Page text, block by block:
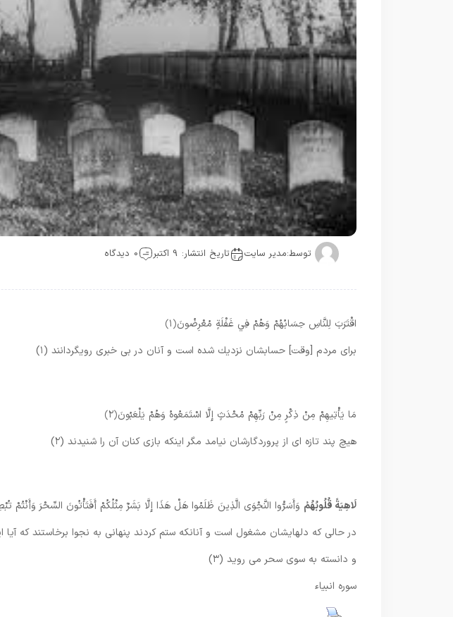
توسط:مدیر سایت تاریخ انتشار: 9 اکتبر 0 دیدگاه
اقْتَرَبَ لِلنَّاسِ حِسَابُهُمْ وَهُمْ فِي غَفْلَةٍ مُعْرِضُونَ﴿۱﴾
براى مردم [وقت] حسابشان نزديك شده است و آنان در بى‏ خبرى رويگردانند (۱)
مَا يَأْتِيهِمْ مِنْ ذِكْرٍ مِنْ رَبِّهِمْ مُحْدَثٍ إِلَّا اسْتَمَعُوهُ وَهُمْ يَلْعَبُونَ﴿۲﴾
هيچ پند تازه‏ اى از پروردگارشان نيامد مگر اينكه بازى‏ كنان آن را شنيدند (۲)
لَاهِيَةً قُلُوبُهُمْ وَأَسَرُّوا النَّجْوَى الَّذِينَ ظَلَمُوا هَلْ هَذَا إِلَّا بَشَرٌ مِثْلُكُمْ أَفَتَأْتُونَ السِّحْرَ وَأَنْتُمْ
در حالى كه دلهايشان مشغول است و آنانكه ستم كردند پنهانى به نجوا برخاستند كه
و دانسته به سوى سحر مى ‏رويد (۳)
سوره انبیاء